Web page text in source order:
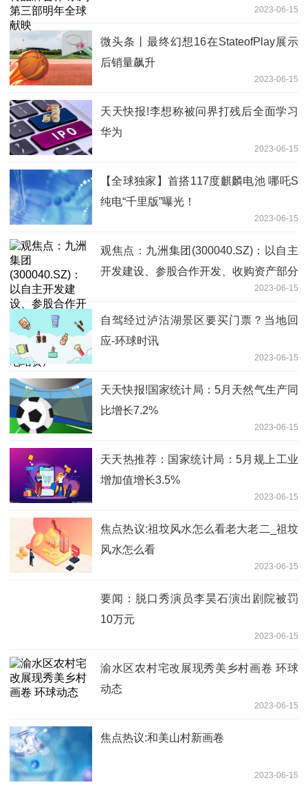
2023-06-15
微头条丨最终幻想16在StateofPlay展示
后销量飙升
2023-06-15
天天快报!李想称被问界打残后全面学习
华为
2023-06-15
【全球独家】首搭117度麒麟电池 哪吒S
纯电“千里版”曝光！
2023-06-15
观焦点：九洲集团(300040.SZ)：以自主
开发建设、参股合作开发、收购资产部分
股份的形式扩大优质的新能源电站资产
2023-06-15
自驾经过泸沽湖景区要买门票？当地回
应-环球时讯
2023-06-15
天天快报!国家统计局：5月天然气生产同
比增长7.2%
2023-06-15
天天热推荐：国家统计局：5月规上工业
增加值增长3.5%
2023-06-15
焦点热议:祖坟风水怎么看老大老二_祖坟
风水怎么看
2023-06-15
要闻：脱口秀演员李昊石演出剧院被罚
10万元
2023-06-15
渝水区农村宅改展现秀美乡村画卷 环球
动态
2023-06-15
焦点热议:和美山村新画卷
2023-06-15